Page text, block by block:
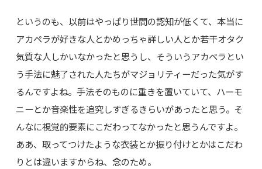
というのも、以前はやっぱり世間の認知が低くて、本当に
アカペラが好きな人とかめっちゃ詳しい人とか若干オタク
気質な人しかいなかったと思うし、そういうアカペラとい
う手法に魅了された人たちがマジョリティーだった気がす
るんですよね。手法そのものに重きを置いていて、ハーモ
ニーとか音楽性を追究しすぎるきらいがあったと思う。そ
んなに視覚的要素にこだわってなかったと思うんですよ。
ああ、取ってつけたような衣装とか振り付けとかはこだわ
りとは違いますからね、念のため。